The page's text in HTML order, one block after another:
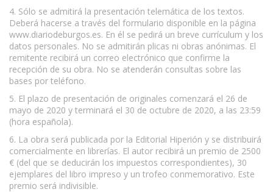
4. Sólo se admitirá la presentación telemática de los textos.
Deberá hacerse a través del formulario disponible en la página
www.diariodeburgos.es. En él se pedirá un breve currículum y los
datos personales. No se admitirán plicas ni obras anónimas. El
remitente recibirá un correo electrónico que confirme la
recepción de su obra. No se atenderán consultas sobre las
bases por teléfono.
5. El plazo de presentación de originales comenzará el 26 de
mayo de 2020 y terminará el 30 de octubre de 2020, a las 23:59
(hora española).
6. La obra será publicada por la Editorial Hiperión y se distribuirá
comercialmente en librerías. El autor recibirá un premio de 2500
€ (del que se deducirán los impuestos correspondientes), 30
ejemplares del libro impreso y un trofeo conmemorativo. Este
premio será indivisible.